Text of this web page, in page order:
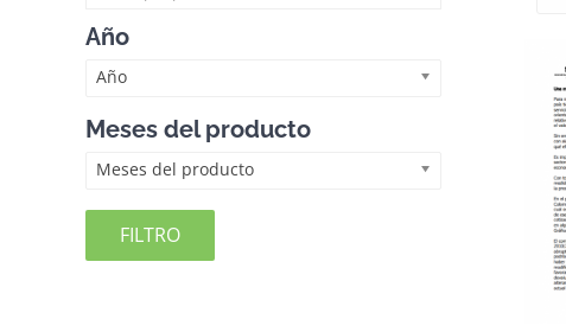
Año
Año
Meses del producto
Meses del producto
FILTRO